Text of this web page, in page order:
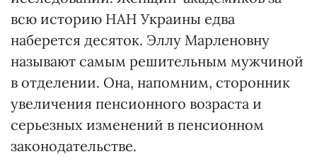
всю историю НАН Украины едва
наберется десяток. Эллу Марленовну
называют самым решительным мужчиной
в отделении. Она, напомним, сторонник
увеличения пенсионного возраста и
серьезных изменений в пенсионном
законодательстве.